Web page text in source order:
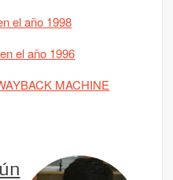
el año 1998
el año 1996
MACHINE